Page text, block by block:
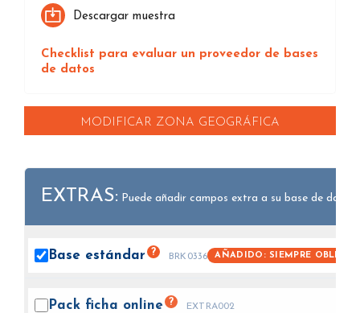
Descargar muestra
Checklist para evaluar un proveedor de bases
de datos
MODIFICAR ZONA GEOGRÁFICA
EXTRAS: Puede añadir campos extra a su base de datos.
Base estándar ? BRK0336 AÑADIDO: SIEMPRE
Pack ficha online ? EXTRA002